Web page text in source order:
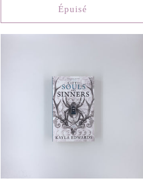
Épuisé